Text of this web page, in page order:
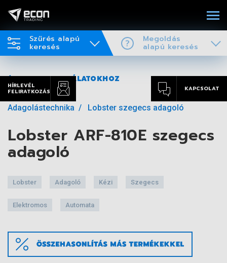
Szűrés alapú
keresés
Megoldás
alapú keresés
HÍRLEVÉL
FELIRATKOZÁS
KAPCSOLAT
VISSZA A TALÁLATOKHOZ
Adagolástechnika Lobster szegecs adagoló
Lobster ARF-810E szegecs
adagoló
Lobster Adagoló Kézi Szegecs
Elektromos Automata